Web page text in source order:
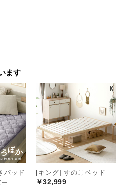
ます
パッド
[キング] すのこベッド
￥32,999